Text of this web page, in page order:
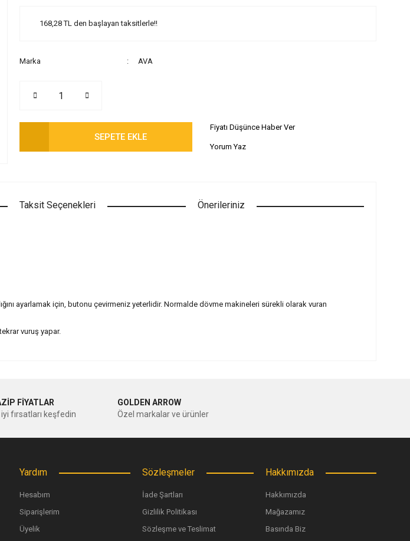
168,28 TL den başlayan taksitlerle!!
Marka AVA
SEPETE EKLE
Fiyatı Düşünce Haber Ver
Yorum Yaz
Taksit Seçenekleri Önerileriniz
ayarlamak için, butonu çevirmeniz yeterlidir. Normalde dövme makineleri sürekli olarak vuran
vuruş yapar.
Yaz
FİYATLAR
iyi fırsatları keşfedin
GOLDEN ARROW
Özel markalar ve ürünler
Yardım
Hesabım
Siparişlerim
Üyelik
Sözleşmeler
İade Şartları
Gizlilik Politikası
Sözleşme ve Teslimat
Hakkımızda
Hakkımızda
Mağazamız
Basında Biz